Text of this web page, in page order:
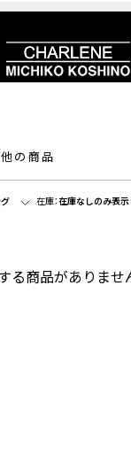
の商品
在庫：在庫なしのみ表示
る商品がありませ